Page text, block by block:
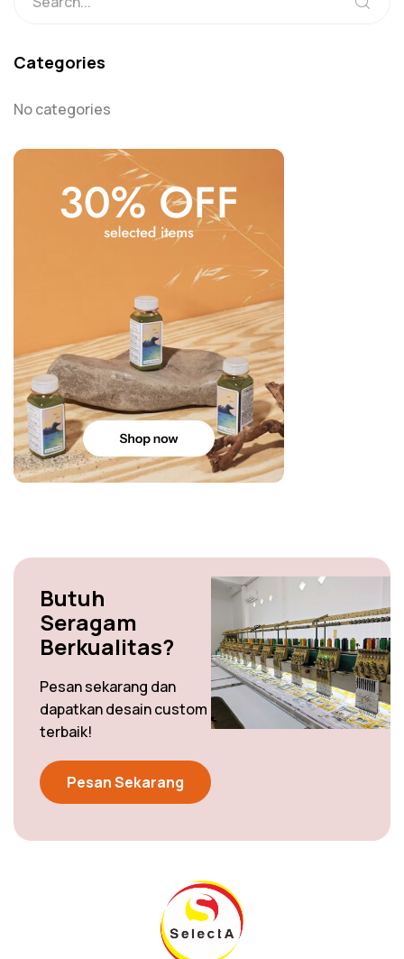
Categories
No categories
Butuh
Seragam
Berkualitas?
Pesan sekarang dan
dapatkan desain custom
terbaik!
Pesan Sekarang